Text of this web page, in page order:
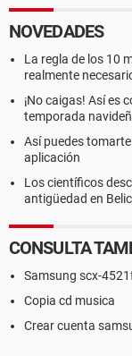
NOVEDADES
La regla de los 10
realmente
¡No caigas! Así es
temporada
Así puedes
aplicación
Los científicos
antigüedad en
CONSULTA
Samsung scx-
Copia cd musica
Crear cuenta